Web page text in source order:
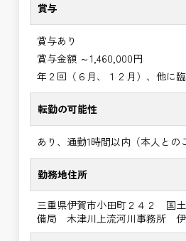
賞与
賞与あり
賞与金額 ～1,460,000円
年２回（６月、１２月）、他に
転勤の可能性
あり、通勤1時間以内（本人との
勤務地住所
三重県伊賀市小田町２４２ 国
備局 木津川上流河川事務所 伊